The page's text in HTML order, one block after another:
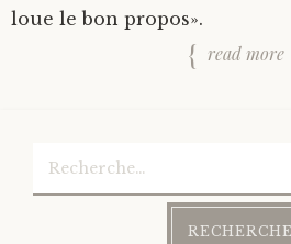
loue le bon propos».
read more